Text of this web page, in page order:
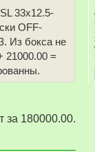
33x12.5-
OFF-
Из бокса не
21000.00 =
за 180000.00.